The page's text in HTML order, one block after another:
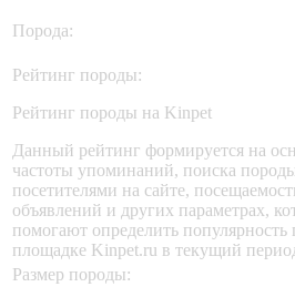
Порода:
Рейтинг породы:
Рейтинг породы на Kinpet
Данный рейтинг формируется на
частоты упоминаний, поиска
посетителями на сайте,
объявлений и других параметрах,
помогают определить популярность
площадке Kinpet.ru в текущий
Размер породы: